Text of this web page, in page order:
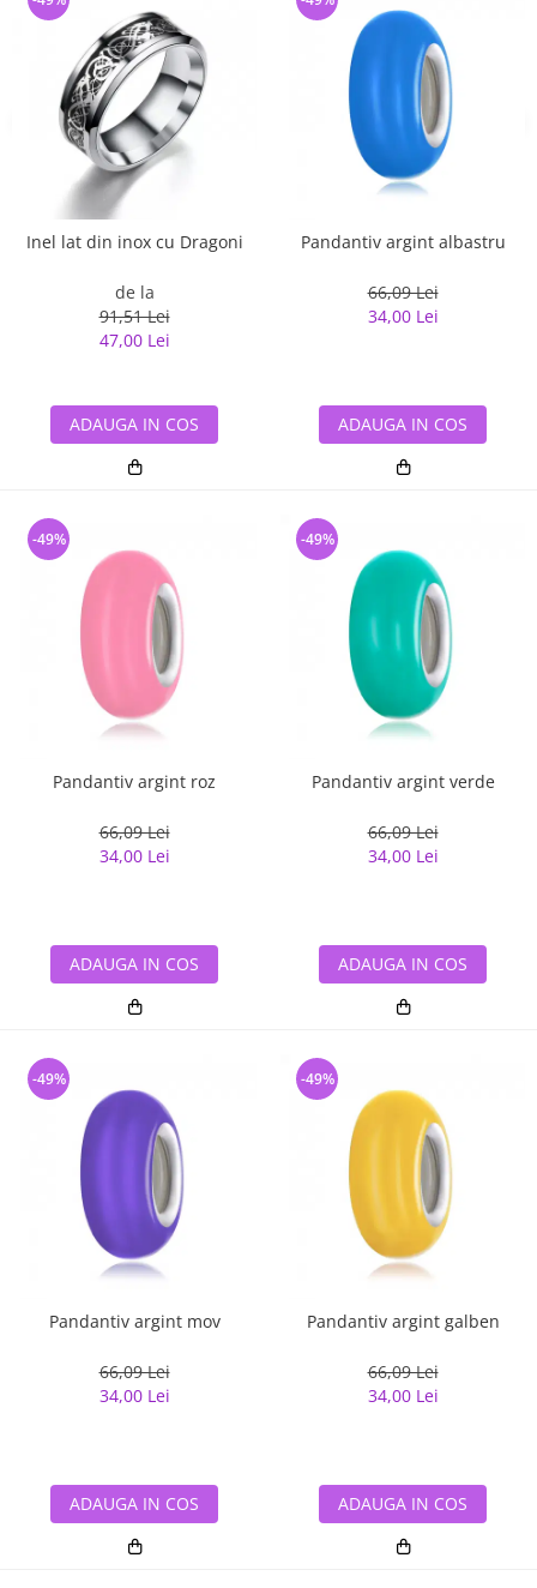
Inel lat din inox cu Dragoni
de la
91,51 Lei
47,00 Lei
ADAUGA IN COS
Pandantiv argint albastru
66,09 Lei
34,00 Lei
ADAUGA IN COS
Pandantiv argint roz
66,09 Lei
34,00 Lei
-49%
ADAUGA IN COS
Pandantiv argint verde
66,09 Lei
34,00 Lei
-49%
ADAUGA IN COS
Pandantiv argint mov
66,09 Lei
34,00 Lei
-49%
ADAUGA IN COS
Pandantiv argint galben
66,09 Lei
34,00 Lei
-49%
ADAUGA IN COS